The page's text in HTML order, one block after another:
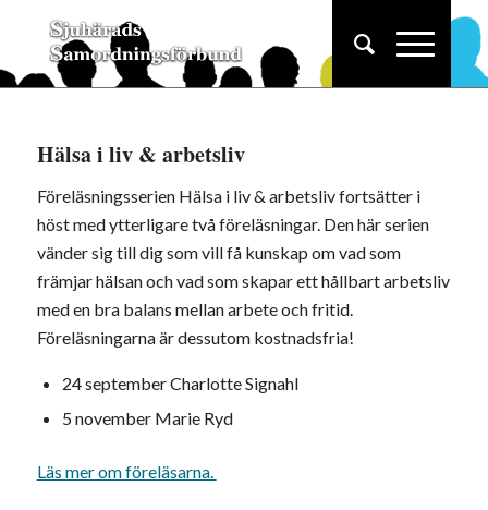
Hälsa i liv & arbetsliv
Föreläsningsserien Hälsa i liv & arbetsliv fortsätter i
höst med ytterligare två föreläsningar. Den här serien
vänder sig till dig som vill få kunskap om vad som
främjar hälsan och vad som skapar ett hållbart arbetsliv
med en bra balans mellan arbete och fritid.
Föreläsningarna är dessutom kostnadsfria!
24 september Charlotte Signahl
5 november Marie Ryd
Läs mer om föreläsarna.